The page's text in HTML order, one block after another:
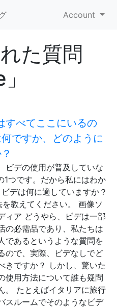
Account
た質問
すべてここにいるの
ですか、どのように
ビデの使用が普及していな
1つです。だから私にはわか
デは何に適していますか？
教えてください。 画像ソ
ィア どうやら、ビデは一部
の必需品であり、私たちは
であるというような質問を
ので、実際、ビデなしでど
きですか？ しかし、驚いた
使用方法について誰も疑問
。 たとえばイタリアに旅行
スルームでそのようなビデ